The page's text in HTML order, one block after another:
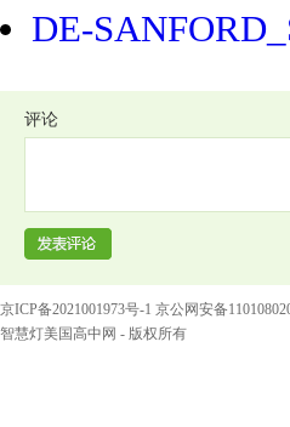
DE-
评论
京ICP备2021001973号-1 京公网安备
智慧灯美国高中网 - 版权所有